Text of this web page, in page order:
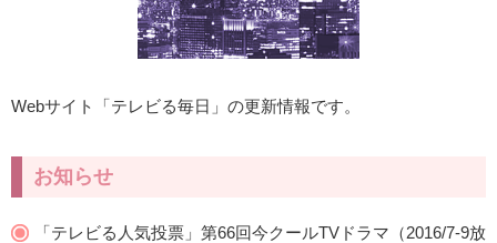
Webサイト「テレビる毎日」の更新情報です。
お知らせ
「テレビる人気投票」第66回今クールTVドラマ（2016/7-9放